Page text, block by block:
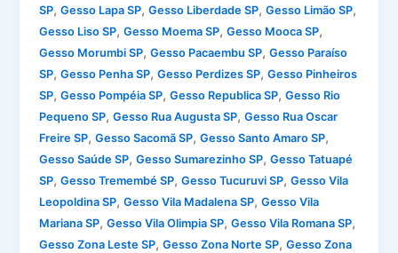
SP,Gesso Lapa SP,Gesso Liberdade SP,Gesso Limão SP,
Gesso Liso SP,Gesso Moema SP,Gesso Mooca SP,
Gesso Morumbi SP,Gesso Pacaembu SP,Gesso Paraíso
SP,Gesso Penha SP,Gesso Perdizes SP,Gesso Pinheiros
SP,Gesso Pompéia SP,Gesso Republica SP,Gesso Rio
Pequeno SP,Gesso Rua Augusta SP,Gesso Rua Oscar
Freire SP,Gesso Sacomã SP,Gesso Santo Amaro SP,
Gesso Saúde SP,Gesso Sumarezinho SP,Gesso Tatuapé
SP,Gesso Tremembé SP,Gesso Tucuruvi SP,Gesso Vila
Leopoldina SP,Gesso Vila Madalena SP,Gesso Vila
Mariana SP,Gesso Vila Olimpia SP,Gesso Vila Romana SP,
Gesso Zona Leste SP,Gesso Zona Norte SP,Gesso Zona